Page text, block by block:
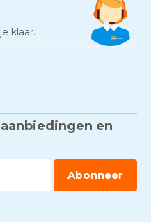
klaar.
en
Abonneer